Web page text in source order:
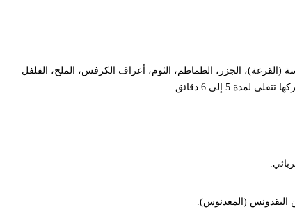
(القرعة)، الجزر، الطماطم، الثوم، أعراف الكرفس، الملح، الفلفل
5 إلى 6 دقائق.
البقدونس (المعدنوس).